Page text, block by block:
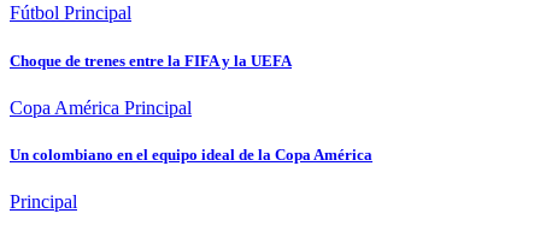
Fútbol Principal
Choque de trenes entre la FIFA y la UEFA
Copa América Principal
Un colombiano en el equipo ideal de la Copa América
Principal